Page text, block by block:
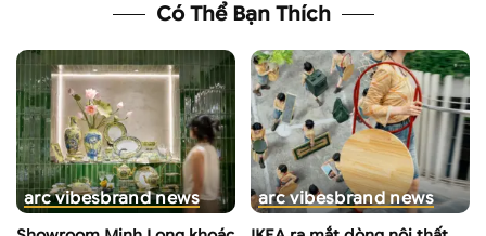
Có Thể Bạn Thích
arc vibesbrand news arc vibesbrand news